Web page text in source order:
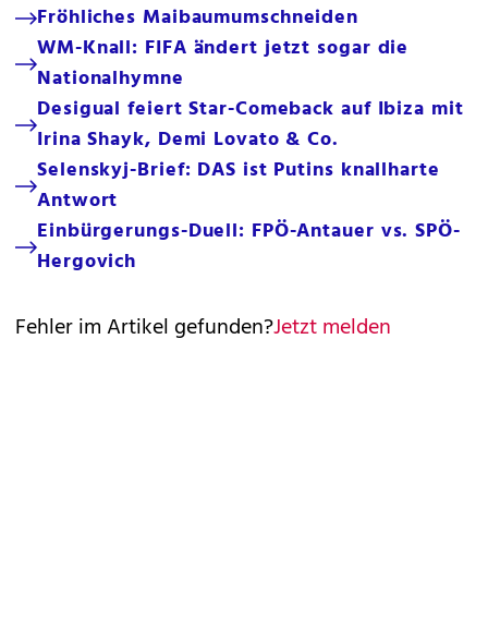
Fröhliches Maibaumumschneiden
WM-Knall: FIFA ändert jetzt sogar die
Nationalhymne
Desigual feiert Star-Comeback auf Ibiza mit
Irina Shayk, Demi Lovato & Co.
Selenskyj-Brief: DAS ist Putins knallharte
Antwort
Einbürgerungs-Duell: FPÖ-Antauer vs. SPÖ-
Hergovich
Fehler im Artikel gefunden?Jetzt melden